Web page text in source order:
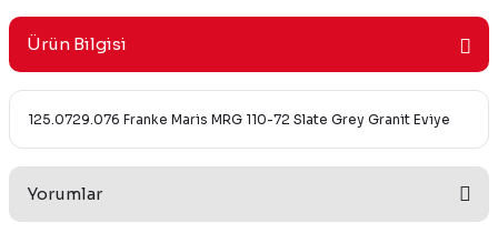
Ürün Bilgisi
125.0729.076 Franke Maris MRG 110-72 Slate Grey Granit Eviye
Yorumlar